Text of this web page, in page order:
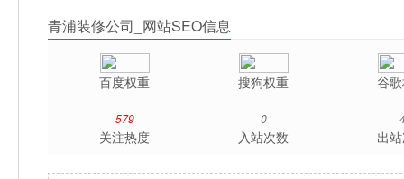
青浦装修公司_网站SEO信息
百度权重 搜狗权重 谷
579
关注热度
0
入站次数 出